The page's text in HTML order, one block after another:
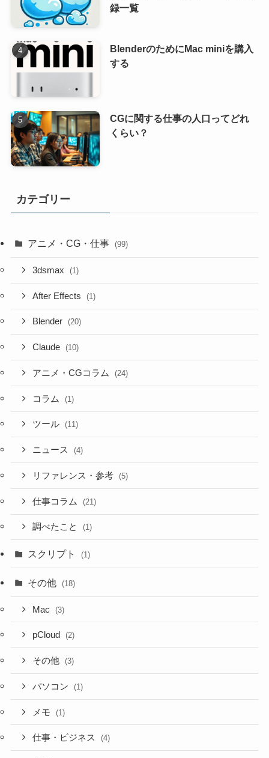
録一覧
BlenderのためにMac miniを購入
する
CGに関する仕事の人口ってどれ
くらい？
カテゴリー
アニメ・CG・仕事 (99)
3dsmax (1)
After Effects (1)
Blender (20)
Claude (10)
アニメ・CGコラム (24)
コラム (1)
ツール (11)
ニュース (4)
リファレンス・参考 (5)
仕事コラム (21)
調べたこと (1)
スクリプト (1)
その他 (18)
Mac (3)
pCloud (2)
その他 (3)
パソコン (1)
メモ (1)
仕事・ビジネス (4)